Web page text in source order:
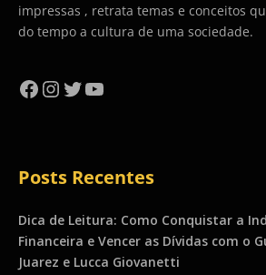
impressas , retrata temas e conceitos
do tempo a cultura de uma sociedade.
Facebook
Instagram
Twitter
YouTube
Posts Recentes
Dica de Leitura: Como Conquistar a
Financeira e Vencer as Dívidas com o
Juarez e Lucca Giovanetti